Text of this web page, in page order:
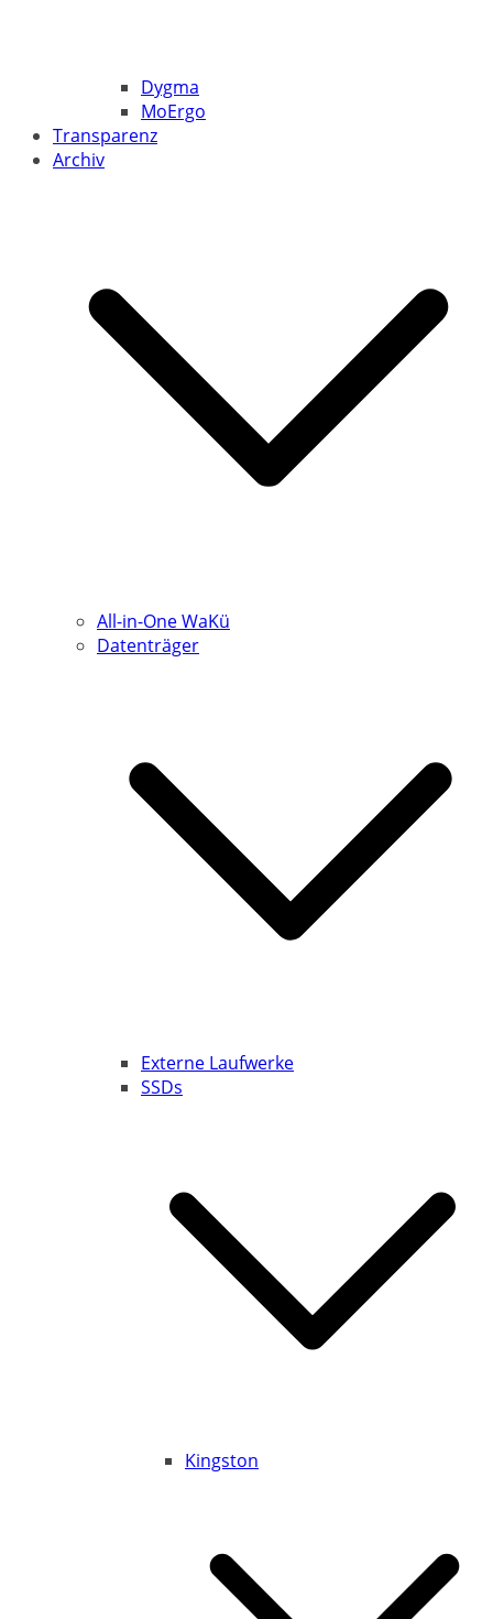
Dygma
MoErgo
Transparenz
Archiv
All-in-One WaKü
Datenträger
Externe Laufwerke
SSDs
Kingston